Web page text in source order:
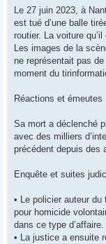
Le 27 juin 2023, à
est tué d’une balle
routier. La voiture
Les images de la
ne représentait pas
moment du
Réactions et émeutes
Sa mort a déclenché
avec des milliers
précédent depuis des
Enquête et suites
• Le policier auteur
pour homicide
dans ce type d’affaire.
• La justice a ensuite